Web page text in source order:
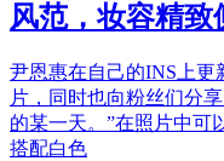
风范，妆容精致
尹恩惠在自己的INS上更
片，同时也向粉丝们分
的某一天。”在照片中可
搭配白色